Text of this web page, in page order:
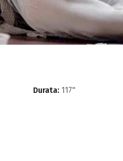
Durata: 117"